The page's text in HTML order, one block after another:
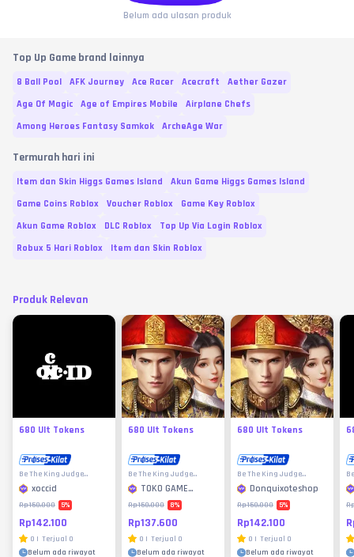
Belum ada ulasan produk
Top Up Game brand lainnya
8 Ball Pool AFK Journey Ace Racer Acecraft
Aether Gazer
Age Of Magic
Age of Empires Mobile
Airplane Chefs
Among Heroes Fantasy Samkok
ArcheAge War
Termurah hari ini
Item dan Skin Higgs Games Island
Akun Game Higgs Games Island
Game Coins Roblox
Voucher Roblox
Game Key Roblox
Akun Game Roblox
DLC Roblox
Top Up Via Login Roblox
Robux 5 Hari Roblox
Item dan Skin Roblox
Produk Relevan
680 Ult Tokens
Be The King Judge
Destinyxoccid
Rp150.000 5%
Rp142.100
0 | Terjual 0
Belum ada riwayat
680 Ult Tokens
Be The King Judge
DestinyTOKO GAME
MURAH
Rp150.000 8%
Rp137.600
0 | Terjual 0
Belum ada riwayat
680 Ult Tokens
Be The King Judge
DestinyDonquixoteshop
Rp150.000 5%
Rp142.100
0 | Terjual 0
Belum ada riwayat